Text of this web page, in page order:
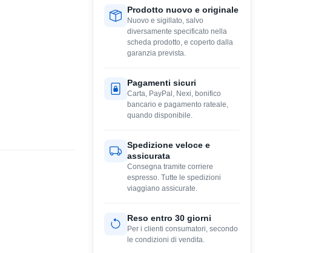
Prodotto nuovo e originale
Nuovo e sigillato, salvo
diversamente specificato nella
scheda prodotto, e coperto dalla
garanzia prevista.
Pagamenti sicuri
Carta, PayPal, Nexi, bonifico
bancario e pagamento rateale,
quando disponibile.
Spedizione veloce e
assicurata
Consegna tramite corriere
espresso. Tutte le spedizioni
viaggiano assicurate.
Reso entro 30 giorni
Per i clienti consumatori, secondo
le condizioni di vendita.